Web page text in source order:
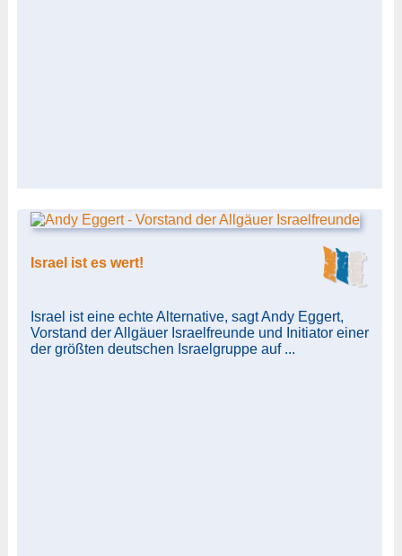
Israel ist es wert!
Israel ist eine echte Alternative, sagt Andy Eggert,
Vorstand der Allgäuer Israelfreunde und Initiator einer
der größten deutschen Israelgruppe auf ...